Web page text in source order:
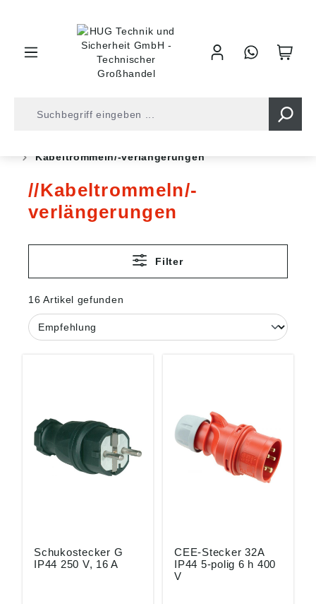
Kabeltrommeln/-verlängerungen
Kabeltrommeln/-
verlängerungen
Filter
16 Artikel gefunden
Schukostecker G
IP44 250 V, 16 A
CEE-Stecker 32A
IP44 5-polig 6 h 400
V